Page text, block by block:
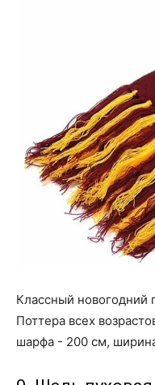
Классный новогодний
Поттера всех
шарфа - 200 см,